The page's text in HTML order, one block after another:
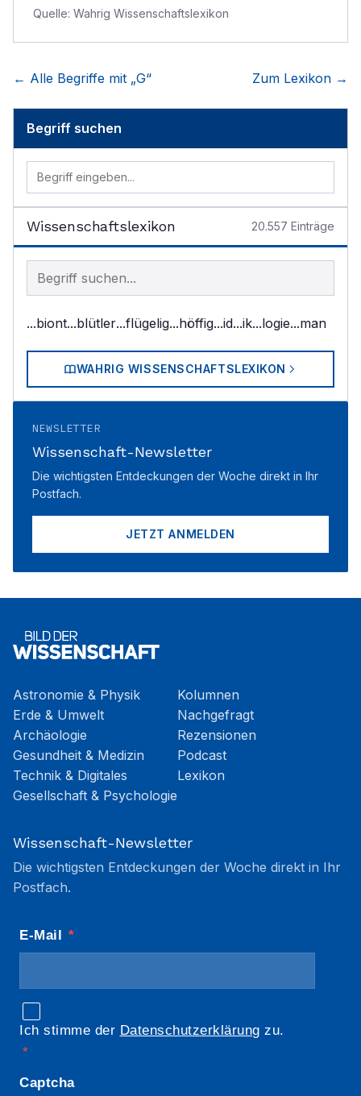
Quelle: Wahrig Wissenschaftslexikon
← Alle Begriffe mit „G“ Zum Lexikon →
Begriff suchen
Wissenschaftslexikon 20.557 Einträge
Begriff im Lexikon suchen
...biont...blütler...flügelig...höffig...id...ik...logie...man
WAHRIG WISSENSCHAFTSLEXIKON
NEWSLETTER
Wissenschaft-Newsletter
Die wichtigsten Entdeckungen der Woche direkt in Ihr
Postfach.
JETZT ANMELDEN
Astronomie & Physik
Erde & Umwelt
Archäologie
Gesundheit & Medizin
Technik & Digitales
Gesellschaft & Psychologie
Kolumnen
Nachgefragt
Rezensionen
Podcast
Lexikon
Wissenschaft-Newsletter
Die wichtigsten Entdeckungen der Woche direkt in Ihr
Postfach.